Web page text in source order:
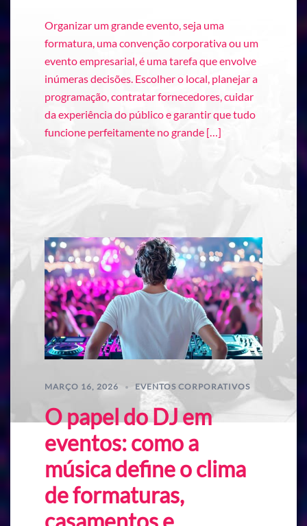
Organizar um grande evento, seja uma
formatura, uma convenção corporativa ou um
evento empresarial, é uma tarefa que envolve
inúmeras decisões. Escolher o local, planejar a
programação, contratar fornecedores, cuidar
da experiência do público e garantir que tudo
funcione perfeitamente no grande […]
MARÇO 16, 2026 EVENTOS CORPORATIVOS
O papel do DJ em
eventos: como a
música define o clima
de formaturas,